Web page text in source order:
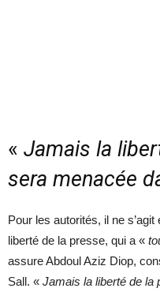
« Jamais la
sera menacée
Pour les autorités, il ne
liberté de la presse, qui a «
assure Abdoul Aziz Diop,
Sall. « Jamais la liberté de la